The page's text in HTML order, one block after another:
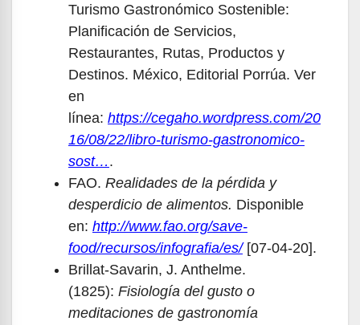
Turismo Gastronómico Sostenible:
Planificación de Servicios,
Restaurantes, Rutas, Productos y
Destinos. México, Editorial Porrúa. Ver
en
línea: https://cegaho.wordpress.com/20
16/08/22/libro-turismo-gastronomico-
sost… .
FAO. Realidades de la pérdida y
desperdicio de alimentos. Disponible
en: http://www.fao.org/save-
food/recursos/infografia/es/[07-04-20].
Brillat-Savarin, J. Anthelme.
(1825): Fisiología del gusto o
meditaciones de gastronomía